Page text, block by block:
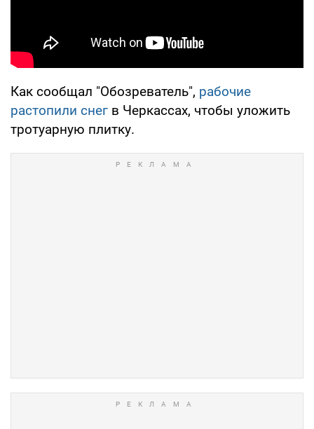
Как сообщал "Обозреватель", рабочие
растопили снег в Черкассах, чтобы уложить
тротуарную плитку.